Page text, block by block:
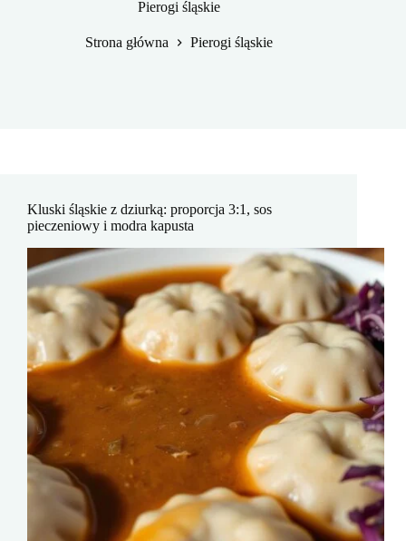
Pierogi śląskie
Strona główna Pierogi śląskie
Kluski śląskie z dziurką: proporcja 3:1, sos
pieczeniowy i modra kapusta